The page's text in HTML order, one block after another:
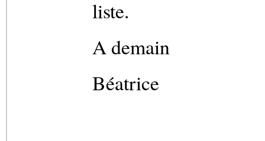
liste.
A demain
Béatrice